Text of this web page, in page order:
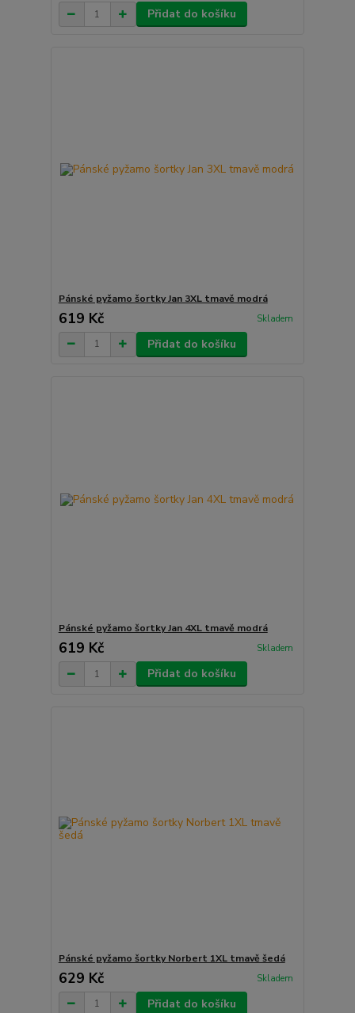
Přidat do košíku
Pánské pyžamo šortky Jan 3XL tmavě modrá
619 Kč Skladem
Přidat do košíku
Pánské pyžamo šortky Jan 4XL tmavě modrá
619 Kč Skladem
Přidat do košíku
Pánské pyžamo šortky Norbert 1XL tmavě šedá
629 Kč Skladem
Přidat do košíku